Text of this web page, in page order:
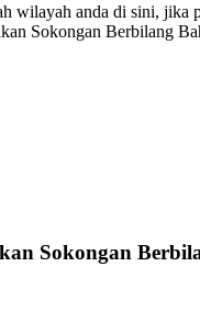
wilayah anda di sini, jika
Sokongan Berbilang
Sokongan